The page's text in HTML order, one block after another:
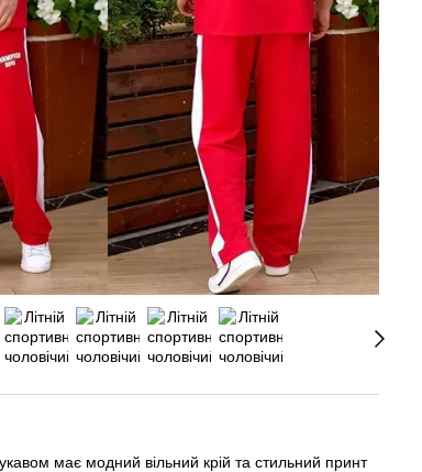
має модний вільний крій та стильний принт